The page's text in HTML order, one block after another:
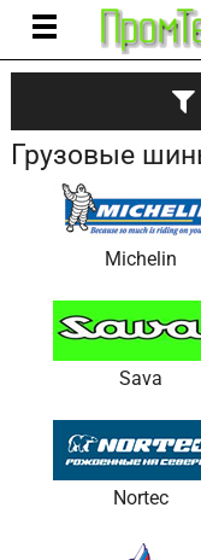
Грузовые
Michelin
Sava
Nortec